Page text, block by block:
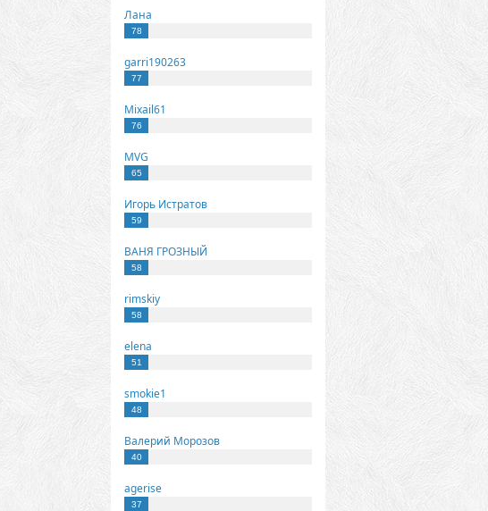
Лана
78
garri190263
77
Mixail61
76
MVG
65
Игорь Истратов
59
ВАНЯ ГРОЗНЫЙ
58
rimskiy
58
elena
51
smokie1
48
Валерий Морозов
40
agerise
37